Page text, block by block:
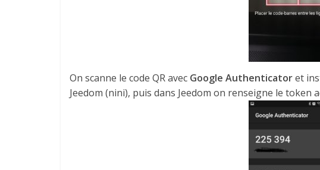
On scanne le code QR avec Google Authenticatoret
Jeedom (nini), puis dans Jeedom on renseigne le token